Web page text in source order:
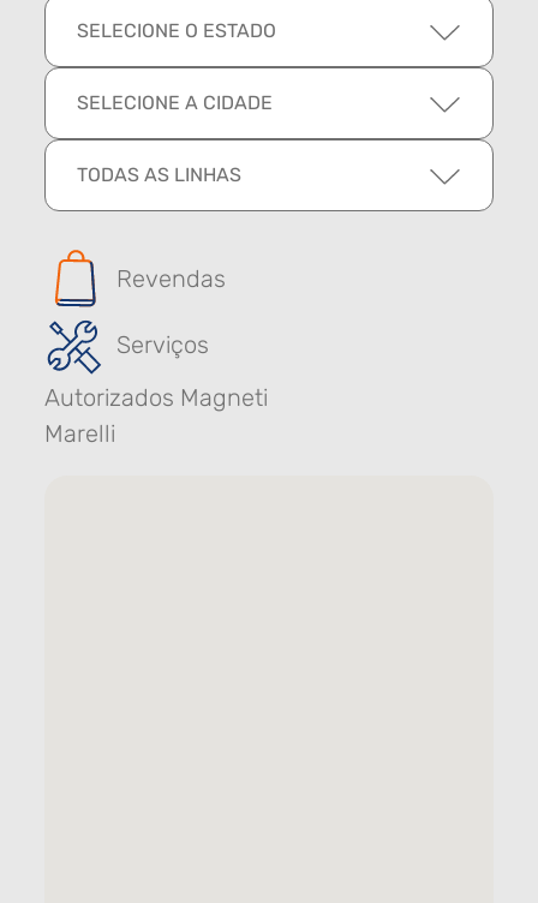
SELECIONE O ESTADO
SELECIONE A CIDADE
TODAS AS LINHAS
Revendas
Serviços
Autorizados Magneti
Marelli